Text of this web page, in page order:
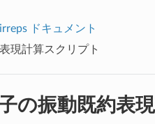
ドキュメント
現計算スクリプト
の振動既約表